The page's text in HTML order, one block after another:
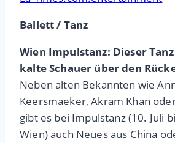
Ballett / Tanz
Wien Impulstanz: Dieser
kalte Schauer über den
Neben alten Bekannten wie
Keersmaeker, Akram Khan
gibt es bei Impulstanz (10. Juli
Wien) auch Neues aus China